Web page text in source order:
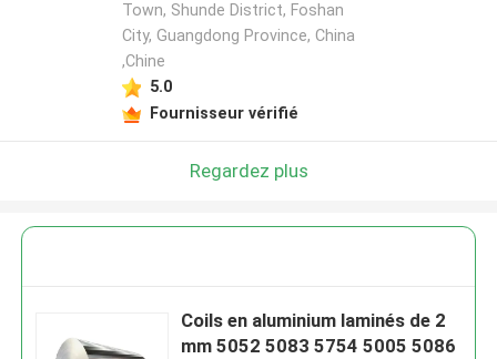
Town, Shunde District, Foshan
City, Guangdong Province, China
,Chine
5.0
Fournisseur vérifié
Regardez plus
Coils en aluminium laminés de 2
mm 5052 5083 5754 5005 5086